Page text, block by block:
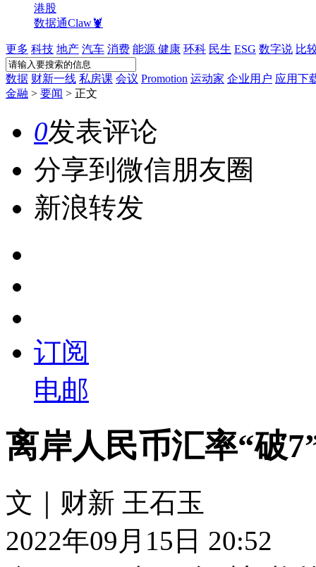
港股
数据通Claw🦞
更多 科技 地产 汽车 消费 能源 健康 环科 民生 ESG 数字说 比
数据 财新一线 私房课 会议 Promotion 运动家 企业用户 应用下
金融 > 要闻 > 正文
0发表评论
分享到微信朋友圈
新浪转发
订阅
电邮
离岸人民币汇率“破
文｜财新 王石玉
2022年09月15日 20:52